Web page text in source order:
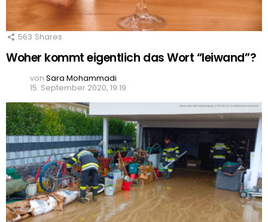
563 Shares
Woher kommt eigentlich das Wort “leiwand”?
von Sara Mohammadi
15. September 2020, 19:19